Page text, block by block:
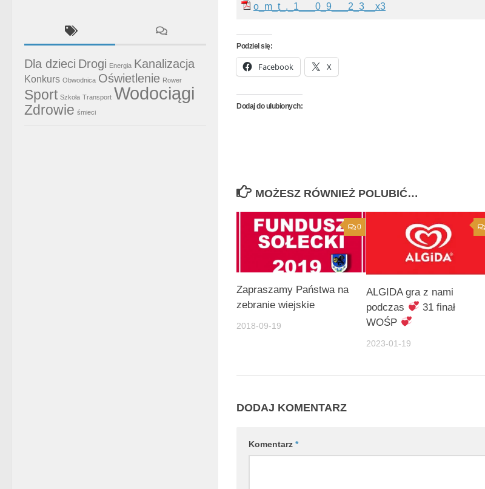
o_m_t_._1___0_9___2_3__x3
Podziel się:
Facebook X
Dodaj do ulubionych:
MOŻESZ RÓWNIEŻ POLUBIĆ…
0
Zapraszamy Państwa na
zebranie wiejskie
2018-09-19
ALGIDA gra z nami
podczas
31 finał
WOŚP
2023-01-19
DODAJ KOMENTARZ
Komentarz *
Dla dzieci Drogi Energia Kanalizacja
Konkurs Obwodnica Oświetlenie Rower
Sport Szkoła Transport Wodociągi
Zdrowie śmieci